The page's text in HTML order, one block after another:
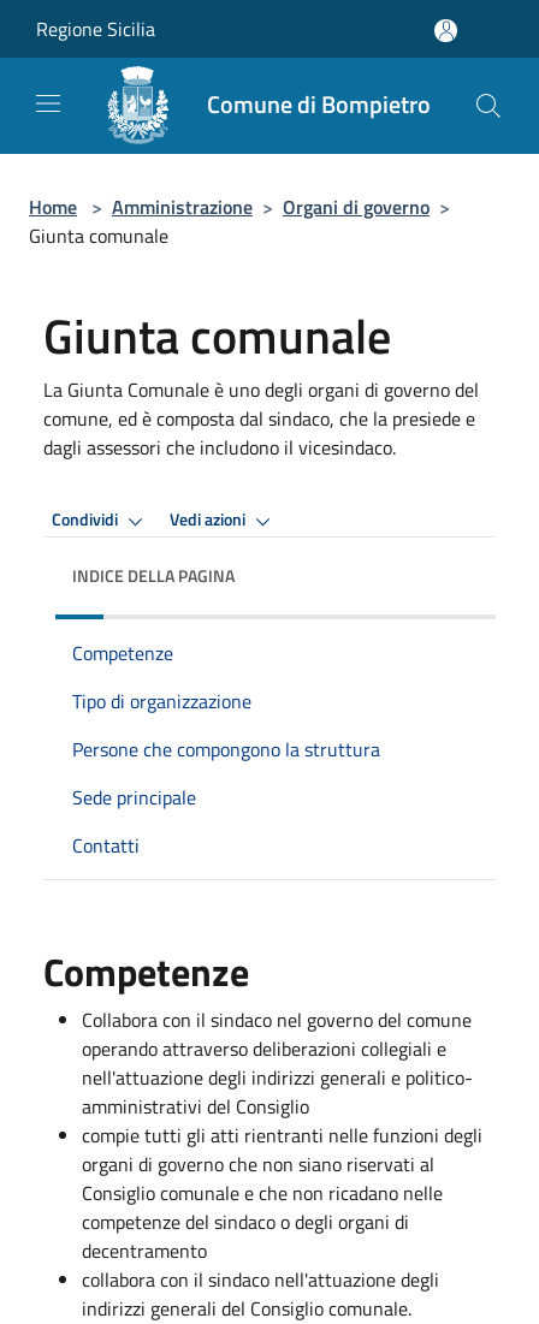
Regione Sicilia
Comune di Bompietro
Home > Amministrazione > Organi di governo >
Giunta comunale
Giunta comunale
La Giunta Comunale è uno degli organi di governo del
comune, ed è composta dal sindaco, che la presiede e
dagli assessori che includono il vicesindaco.
Condividi Vedi azioni
INDICE DELLA PAGINA
Competenze
Tipo di organizzazione
Persone che compongono la struttura
Sede principale
Contatti
Competenze
Collabora con il sindaco nel governo del comune
operando attraverso deliberazioni collegiali e
nell'attuazione degli indirizzi generali e politico-
amministrativi del Consiglio
compie tutti gli atti rientranti nelle funzioni degli
organi di governo che non siano riservati al
Consiglio comunale e che non ricadano nelle
competenze del sindaco o degli organi di
decentramento
collabora con il sindaco nell'attuazione degli
indirizzi generali del Consiglio comunale.